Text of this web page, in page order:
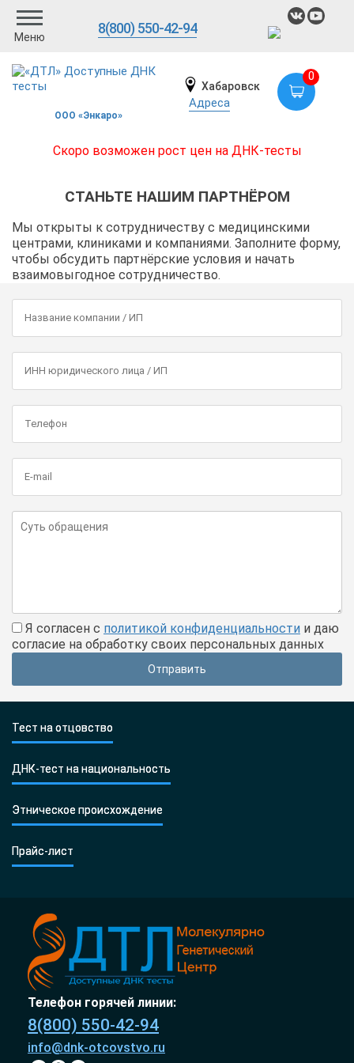
Меню
8(800) 550-42-94
ООО «Энкаро»
Хабаровск
Адреса
0
Скоро возможен рост цен на ДНК-тесты
СТАНЬТЕ НАШИМ ПАРТНЁРОМ
Мы открыты к сотрудничеству с медицинскими
центрами, клиниками и компаниями. Заполните форму,
чтобы обсудить партнёрские условия и начать
взаимовыгодное сотрудничество.
Я согласен с политикой конфиденциальности и даю
согласие на обработку своих персональных данных
Тест на отцовство
ДНК-тест на национальность
Этническое происхождение
Прайс-лист
Телефон горячей линии:
8(800) 550-42-94
info@dnk-otcovstvo.ru